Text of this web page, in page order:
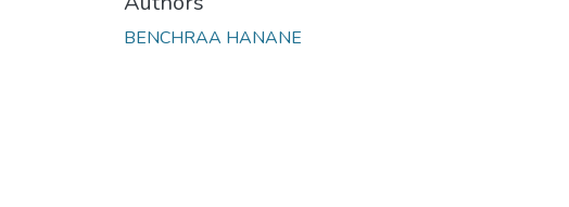
BENCHRAA HANANE